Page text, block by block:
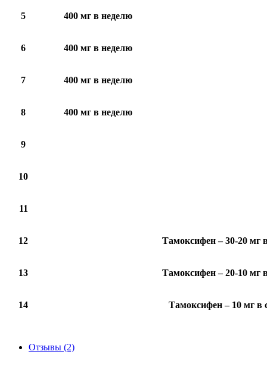
5 400 мг в неделю
6 400 мг в неделю
7 400 мг в неделю
8 400 мг в неделю
9
10
11
12 Тамоксифен – 30-20 мг
13 Тамоксифен – 20-10 мг
14 Тамоксифен – 10 мг в
Отзывы (2)